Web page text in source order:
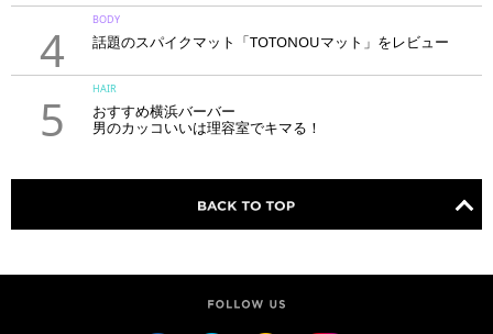
4
BODY
話題のスパイクマット「TOTONOUマット」をレビュー
5
HAIR
おすすめ横浜バーバー
男のカッコいいは理容室でキマる！